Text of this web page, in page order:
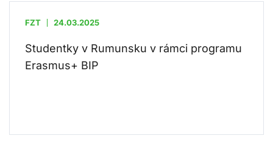
FZT 24.03.2025
Studentky v Rumunsku v rámci programu
Erasmus+ BIP